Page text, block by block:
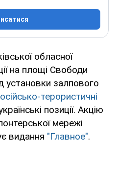
обласної
на площі Свободи
установки залпового
терористичні
позиції. Акцію
мережі
видання "Главное".